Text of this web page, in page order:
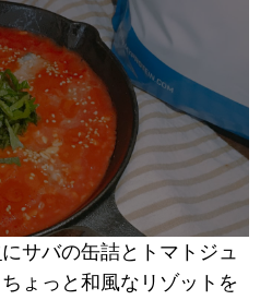
にサバの缶詰とトマトジュ
ょっと和風なリゾットを